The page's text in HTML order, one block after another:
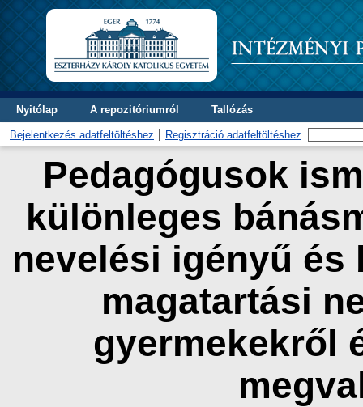
Nyitólap A repozitóriumról Tallózás
Bejelentkezés adatfeltöltéshez Regisztráció adatfeltöltéshez
Pedagógusok
különleges
nevelési igényű és
magatartási
gyermekekről